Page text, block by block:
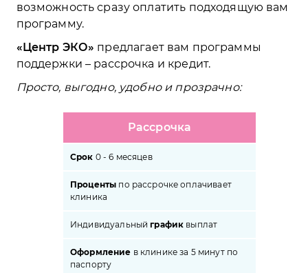
возможность сразу оплатить подходящую вам
программу.
Центр ЭКО
предлагает вам программы
поддержки – рассрочка и кредит.
Просто, выгодно, удобно и прозрачно:
Рассрочка
Срок 0 - 6 месяцев
Проценты по рассрочке оплачивает
клиника
Индивидуальныйграфик выплат
Оформление в клинике за 5 минут по
паспорту